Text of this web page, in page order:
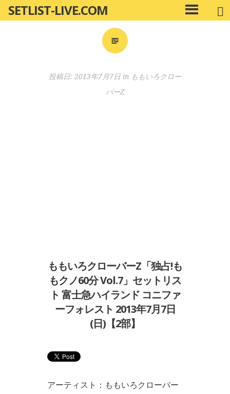
ン
SETLIST-LIVE.COM
メ
イ
投稿日: 2013年7月7日 in ももいろクロー
バーZ
ももいろクローバーZ「独占!も
もクノ60分 Vol.7」セットリス
ト 富士急ハイランド コニファ
ーフォレスト 2013年7月7日
(日)【2部】
アーティスト：ももいろクローバー